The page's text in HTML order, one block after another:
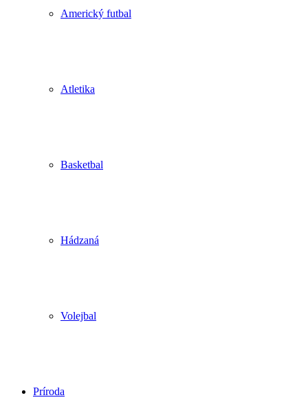
Americký futbal
Atletika
Basketbal
Hádzaná
Volejbal
Príroda